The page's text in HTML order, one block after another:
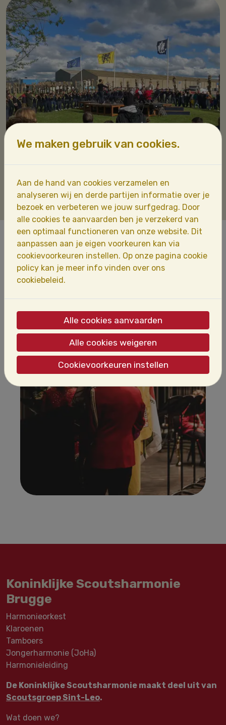
Bekijk hier enkel foto's van onze
Jongereharmonie (JoHa)
Koninklijke Scoutsharmonie
Brugge
Harmonieorkest
Klaroenen
Tamboers
Jongerharmonie (JoHa)
Harmonieleiding
De Koninklijke Scoutsharmonie maakt deel uit van
Scoutsgroep Sint-Leo.
Wat doen we?
We maken gebruik van cookies.
Aan de hand van cookies verzamelen en
analyseren wij en derde partijen informatie over je
bezoek en verbeteren we jouw surfgedrag. Door
alle cookies te aanvaarden ben je verzekerd van
een optimaal functioneren van onze website. Dit
aanpassen aan je eigen voorkeuren kan via
cookievoorkeuren instellen. Op onze pagina cookie
policy kan je meer info vinden over ons
cookiebeleid.
Alle cookies aanvaarden
Alle cookies weigeren
Cookievoorkeuren instellen